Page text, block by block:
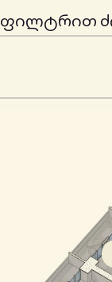
ფილტრით